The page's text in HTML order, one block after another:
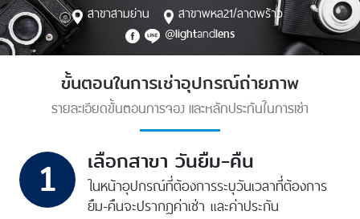
สาขาสามย่าน
สาขาพหล21/ลาดพร้าว
@lightandlens
ขั้นตอนในการเช่าอุปกรณ์ถ่ายภาพ
รายละเอียดขั้นตอนการจอง และหลักประกันในการเช่า
1 เลือกสาขา วันยืม-คืน
ในหน้าอุปกรณ์ที่ต้องการระบุวันเวลาที่ต้องการ
ยืม-คืนจะปรากฎค่าเช่า และค่าประกัน